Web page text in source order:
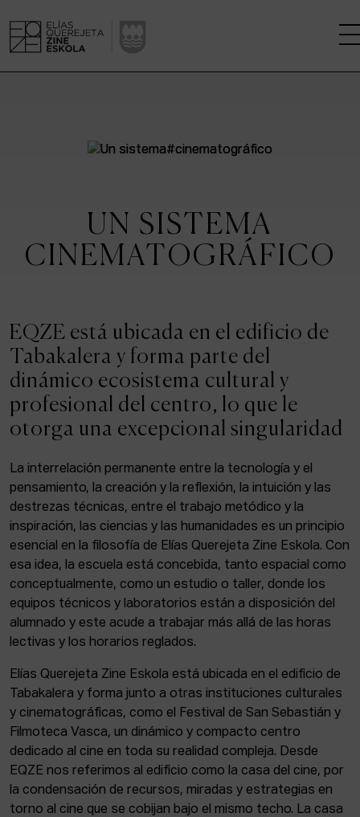
CENTRO DE INVESTIGACIÓN
KINOFABRIKA
LA CASA DEL CINE
ACTUALIDAD
Admisión
Intranet
Facebook Equis Instagram
© Elías Querejeta Zine Eskola 2026
Tabakalera · Andre zigarrogileak plaza, 1
20012 Donostia / San Sebastián
T. 0034 943 545 005
E. info@zine-eskola.eus
UN SISTEMA
CINEMATOGRÁFICO
EQZE está ubicada en el edificio de
Tabakalera y forma parte del
dinámico ecosistema cultural y
profesional del centro, lo que le
otorga una excepcional singularidad
La interrelación permanente entre la tecnología y el
pensamiento, la creación y la reflexión, la intuición y las
destrezas técnicas, entre el trabajo metódico y la
inspiración, las ciencias y las humanidades es un principio
esencial en la filosofía de Elías Querejeta Zine Eskola. Con
esa idea, la escuela está concebida, tanto espacial como
conceptualmente, como un estudio o taller, donde los
equipos técnicos y laboratorios están a disposición del
alumnado y este acude a trabajar más allá de las horas
lectivas y los horarios reglados.
Elías Querejeta Zine Eskola está ubicada en el edificio de
Tabakalera y forma junto a otras instituciones culturales
y cinematográficas, como el Festival de San Sebastián y
Filmoteca Vasca, un dinámico y compacto centro
dedicado al cine en toda su realidad compleja. Desde
EQZE nos referimos al edificio como la casa del cine, por
la condensación de recursos, miradas y estrategias en
torno al cine que se cobijan bajo el mismo techo. La casa